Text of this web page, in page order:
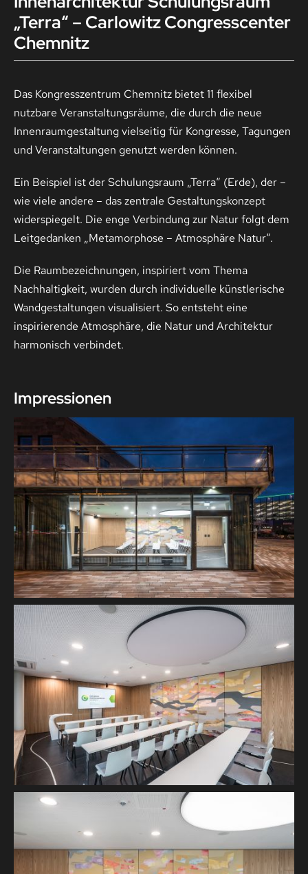
Kontakt
„Terra“ – Carlowitz Congresscenter
Chemnitz
Das Kongresszentrum Chemnitz bietet 11 flexibel
nutzbare Veranstaltungsräume, die durch die neue
Innenraumgestaltung vielseitig für Kongresse, Tagungen
und Veranstaltungen genutzt werden können.
Ein Beispiel ist der Schulungsraum „Terra“ (Erde), der –
wie viele andere – das zentrale Gestaltungskonzept
widerspiegelt. Die enge Verbindung zur Natur folgt dem
Leitgedanken „Metamorphose – Atmosphäre Natur“.
Die Raumbezeichnungen, inspiriert vom Thema
Nachhaltigkeit, wurden durch individuelle künstlerische
Wandgestaltungen visualisiert. So entsteht eine
inspirierende Atmosphäre, die Natur und Architektur
harmonisch verbindet.
Impressionen